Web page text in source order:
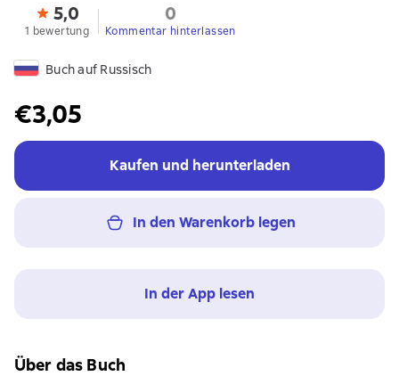
5,0
1 bewertung
0
Kommentar hinterlassen
Buch auf Russisch
€3,05
Kaufen und herunterladen
In den Warenkorb legen
In der App lesen
Über das Buch